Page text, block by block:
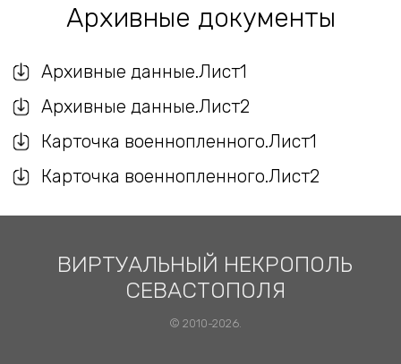
Архивные документы
Архивные данные.Лист1
Архивные данные.Лист2
Карточка военнопленного.Лист1
Карточка военнопленного.Лист2
ВИРТУАЛЬНЫЙ НЕКРОПОЛЬ
СЕВАСТОПОЛЯ
© 2010-2026.